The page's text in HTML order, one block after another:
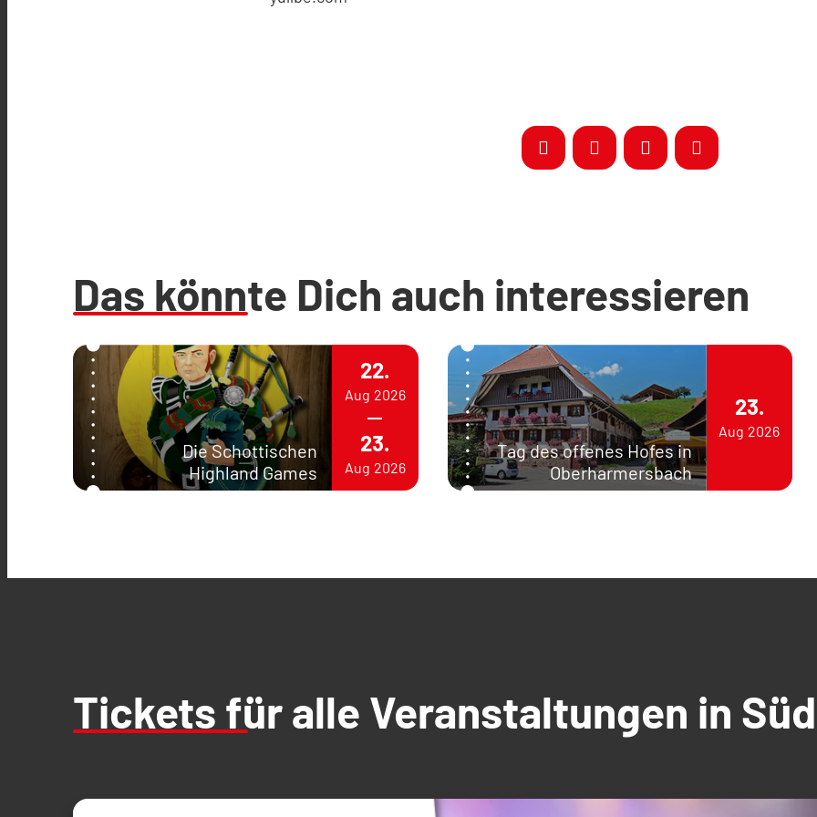
Das könnte Dich auch interessieren
Die Schottischen
Highland Games
22.
Aug 2026
23.
Aug 2026
Tag des offenes Hofes in
Oberharmersbach
23.
Aug 2026
Tickets für alle Veranstaltungen in